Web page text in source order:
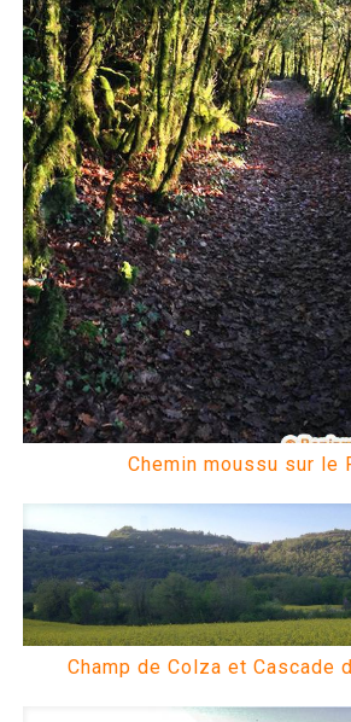
Chemin moussu sur le
Champ de Colza et Cascade